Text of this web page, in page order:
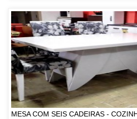
MESA COM SEIS CADEIRAS -